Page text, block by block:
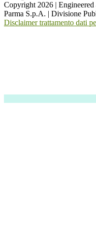
Copyright 2026 |
Parma S.p.A. | Divisione
Disclaimer trattamento dati